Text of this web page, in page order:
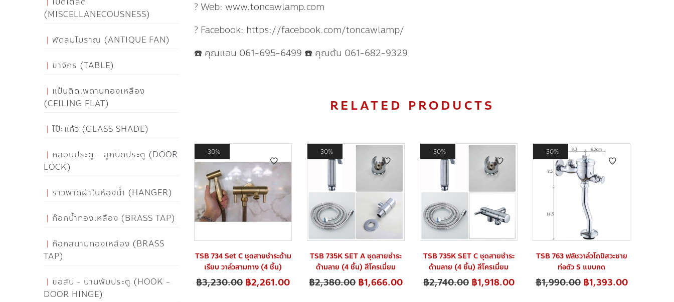
? Web: www.toncawlamp.com
? Facebook: https://facebook.com/toncawlamp/
☎️ คุณแอน 061-695-6499 ☎️ คุณต้น 061-682-9329
RELATED PRODUCTS
30%
TSB 734 Set C ชุดสายชำระด้าม
เรียบ วาล์วสามทาง (4 ชิ้น)
฿3,230.00 ฿2,261.00
30%
TSB 735K SET A ชุดสายชำระ
ด้ามลาย (4 ชิ้น) สีโครเมี่ยม
฿2,380.00 ฿1,666.00
30%
TSB 735K SET C ชุดสายชำระ
ด้ามลาย (4 ชิ้น) สีโครเมี่ยม
฿2,740.00 ฿1,918.00
30%
TSB 763 ฟลัชวาล์วโถปัสวะชาย
ท่อตัว S แบบกด
฿1,990.00 ฿1,393.00
(MISCELLANECOUSNESS)
พัดลมโบราณ (ANTIQUE FAN)
ขาจักร (TABLE)
แป้นติดเพดานทองเหลือง
(CEILING FLAT)
โป๊ะแก้ว (GLASS SHADE)
กลอนประตู - ลูกบิดประตู (DOOR
LOCK)
ราวพาดผ้าในห้องน้ำ (HANGER)
ก๊อกน้ำทองเหลือง (BRASS TAP)
ก๊อกสนามทองเหลือง (BRASS
TAP)
ขอสับ - บานพับประตู (HOOK -
DOOR HINGE)